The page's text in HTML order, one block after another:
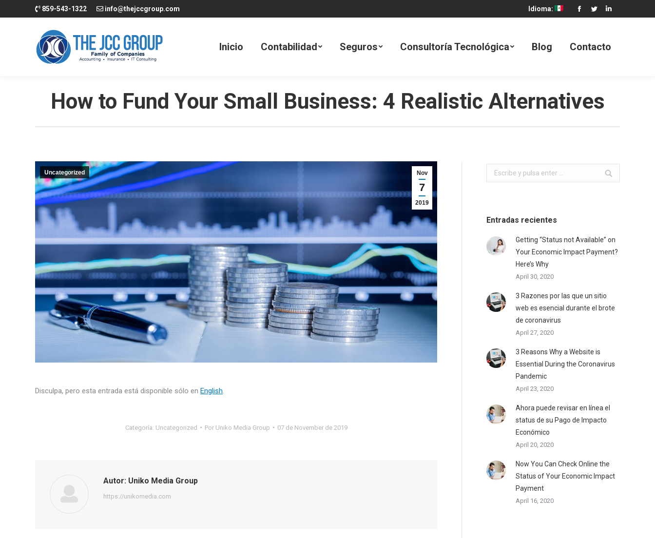
859-543-1322 info@thejccgroup.com Idioma: Facebook
TwitterLinkedin
Inicio Contabilidad Seguros Consultoría Tecnológica Blog Contacto
How to Fund Your Small Business: 4 Realistic Alternatives
Nov
7
2019
Uncategorized
Disculpa, pero esta entrada está disponible sólo en English
Categoría: Uncategorized Por Uniko Media Group 07 de November de 2019
Autor: Uniko Media Group
https://unikomedia.com
Buscar:
Entradas recientes
Getting “Status not Available” on
Your Economic Impact Payment?
Here’s Why
April 30, 2020
3 Razones por las que un sitio
web es esencial durante el brote
de coronavirus
April 27, 2020
3 Reasons Why a Website is
Essential During the Coronavirus
Pandemic
April 23, 2020
Ahora puede revisar en línea el
status de su Pago de Impacto
Económico
April 20, 2020
Now You Can Check Online the
Status of Your Economic Impact
Payment
April 16, 2020
Inicio Contabilidad Seguros Consultoría Tecnológica Blog Contacto